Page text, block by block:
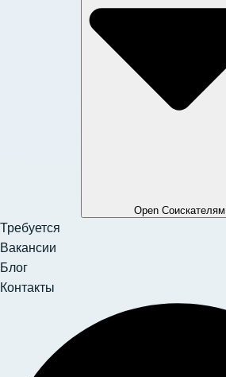
Open Соискателям
Требуется
Вакансии
Блог
Контакты